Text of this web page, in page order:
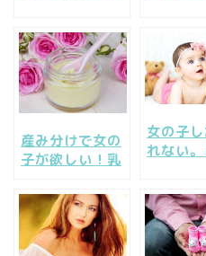
産み分けで女の
子が欲しい！乳
ィルス菌で産み
分け出来る！
女の子
れない
よう！